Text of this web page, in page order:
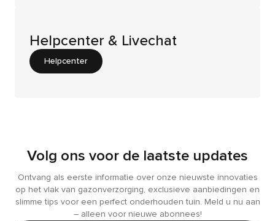
Helpcenter & Livechat
Helpcenter
Volg ons voor de laatste updates
Ontvang als eerste informatie over onze nieuwste innovaties
op het vlak van gazonverzorging, exclusieve aanbiedingen en
slimme tips voor een perfect onderhouden tuin. Meld u nu aan
– alleen voor nieuwe abonnees!